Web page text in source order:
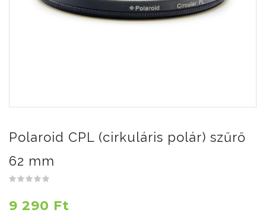
Polaroid CPL (cirkuláris polár) szűrő
62 mm
9 290 Ft